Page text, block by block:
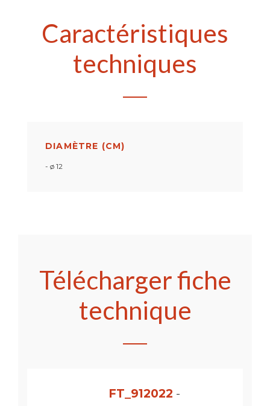
Caractéristiques
techniques
DIAMÈTRE (CM)
- ø 12
Télécharger fiche
technique
FT_912022 -